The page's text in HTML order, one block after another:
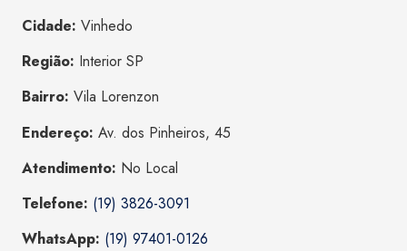
Cidade: Vinhedo
Região: Interior SP
Bairro: Vila Lorenzon
Endereço: Av. dos Pinheiros, 45
Atendimento: No Local
Telefone: (19) 3826-3091
WhatsApp: (19) 97401-0126